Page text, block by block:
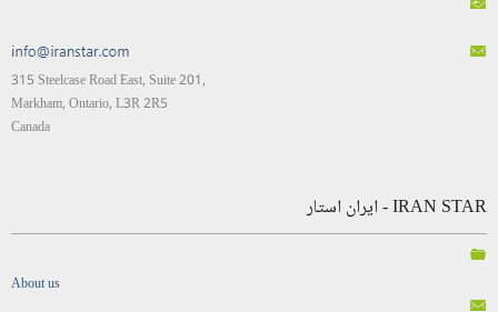
315 Steelcase Road East, Suite 201,
Markham, Ontario, L3R 2R5
Canada
IRAN STAR - ایران استار
About us